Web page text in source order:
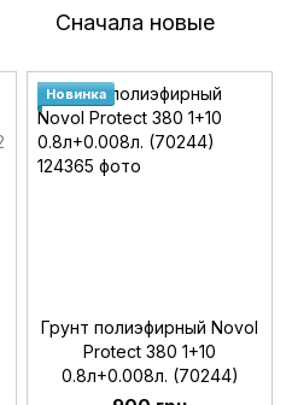
Сначала новые
Новинка
Грунт полиэфирный Novol
Protect 380 1+10
0.8л+0.008л. (70244)